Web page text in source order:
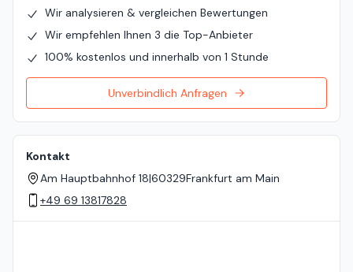
Wir analysieren & vergleichen Bewertungen
Wir empfehlen Ihnen 3 die Top-Anbieter
100% kostenlos und innerhalb von 1 Stunde
Unverbindlich Anfragen
Kontakt
Am Hauptbahnhof 18|60329Frankfurt am Main
+49 69 13817828